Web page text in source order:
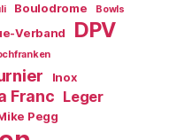
Boulodrome Bowls
Verband DPV
Inox
Franc Leger
Pegg